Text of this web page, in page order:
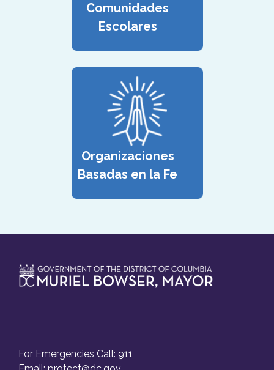
Comunidades
Escolares
Organizaciones
Basadas en la Fe
For Emergencies Call: 911